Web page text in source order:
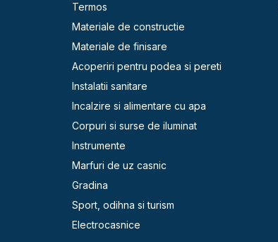
Termos
Materiale de constructie
Materiale de finisare
Acoperiri pentru podea si pereti
Instalatii sanitare
Incalzire si alimentare cu apa
Corpuri si surse de iluminat
Instrumente
Marfuri de uz casnic
Gradina
Sport, odihna si turism
Electrocasnice